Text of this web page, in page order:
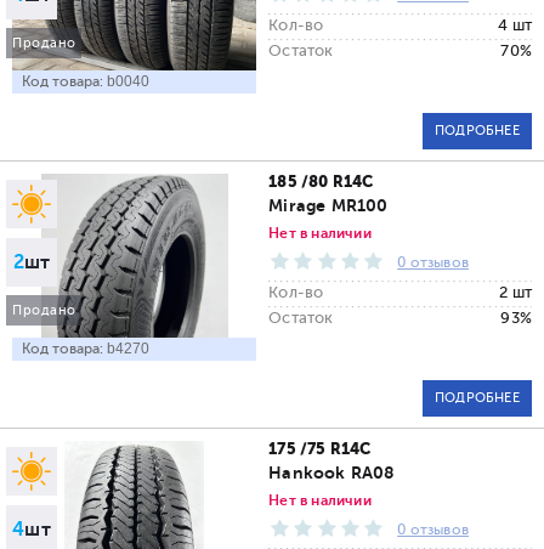
Продано
Код товара: b0040
Кол-во
4 шт
Остаток
70%
ПОДРОБНЕЕ
2шт
Продано
Код товара: b4270
185 /80 R14C
Mirage MR100
Нет в наличии
0 отзывов
Кол-во
2 шт
Остаток
93%
ПОДРОБНЕЕ
4шт
175 /75 R14C
Hankook RA08
Нет в наличии
0 отзывов